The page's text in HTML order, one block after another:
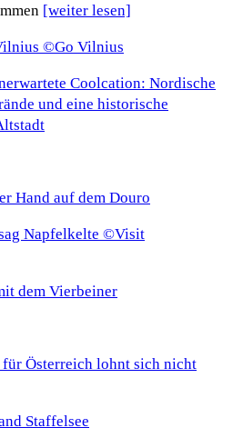
[weiter lesen]
Coolcation: Nordische
und eine historische
Hand auf dem Douro
dem Vierbeiner
Österreich lohnt sich nicht